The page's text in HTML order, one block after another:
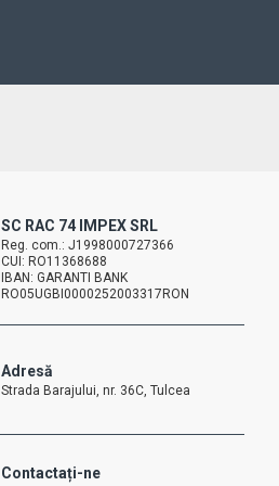
SC RAC 74 IMPEX SRL
Reg. com.: J1998000727366
CUI: RO11368688
IBAN: GARANTI BANK
RO05UGBI0000252003317RON
Adresă
Strada Barajului, nr. 36C, Tulcea
Contactați-ne